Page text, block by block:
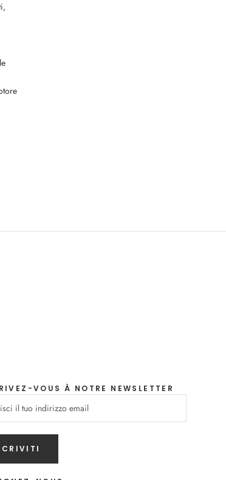
VOUS À NOTRE NEWSLETTER